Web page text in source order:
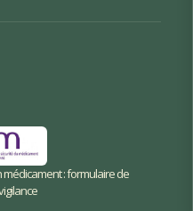
: formulaire de